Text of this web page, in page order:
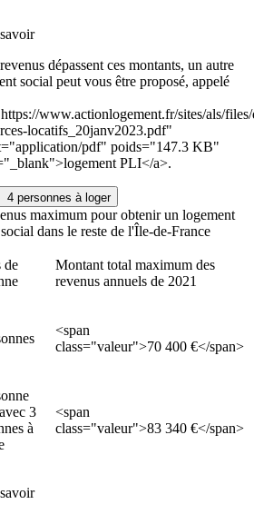
dépassent ces montants, un autre
social peut vous être proposé, appelé
www.actionlogement.fr/sites/als/
locatifs_20janv2023.pdf"
pdf" poids="147.3 KB"
PLI</a>.
4 personnes à loger
maximum pour obtenir un logement
social dans le reste de l'Île-de-France
de
Montant total maximum des
revenus annuels de 2021
<span
class="valeur">70 400 €</span>
3
à
<span
class="valeur">83 340 €</span>